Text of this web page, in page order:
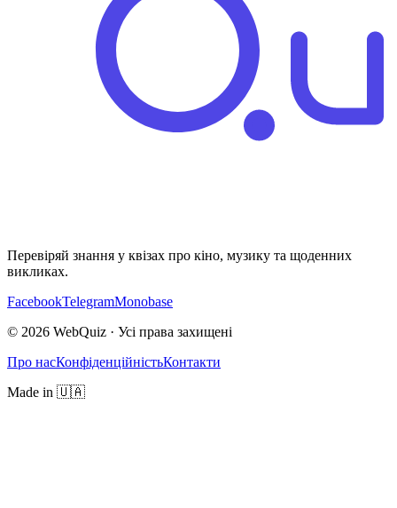
Перевіряй знання у квізах про кіно, музику та щоденних
викликах.
FacebookTelegramMonobase
© 2026 WebQuiz · Усі права захищені
Про насКонфіденційністьКонтакти
Made in 🇺🇦